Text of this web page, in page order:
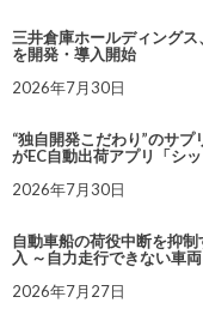
三井倉庫ホールディングス
を開発・導入開始
2026年7月30日
“独自開発こだわり”のサ
がEC自動出荷アプリ「シ
2026年7月30日
自動車船の荷役中断を抑
入 ～自力走行できない車
2026年7月27日